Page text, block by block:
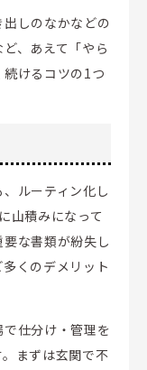
しのなかなどの
、あえて「やら
けるコツの1つ
ルーティン化し
山積みになって
な書類が紛失し
くのデメリット
仕分け・管理を
まずは玄関で不